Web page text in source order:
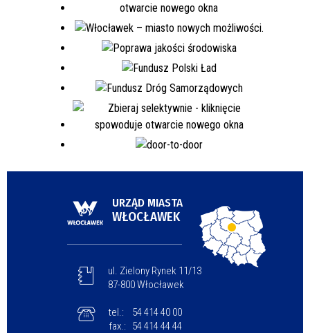
URZĄD MIASTA
WŁOCŁAWEK
ul. Zielony Rynek 11/13
87-800 Włocławek
tel.:
54 414 40 00
fax.:
54 414 44 44